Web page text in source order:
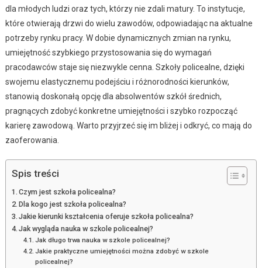
dla młodych ludzi oraz tych, którzy nie zdali matury. To instytucje,
które otwierają drzwi do wielu zawodów, odpowiadając na aktualne
potrzeby rynku pracy. W dobie dynamicznych zmian na rynku,
umiejętność szybkiego przystosowania się do wymagań
pracodawców staje się niezwykle cenna. Szkoły policealne, dzięki
swojemu elastycznemu podejściu i różnorodności kierunków,
stanowią doskonałą opcję dla absolwentów szkół średnich,
pragnących zdobyć konkretne umiejętności i szybko rozpocząć
karierę zawodową. Warto przyjrzeć się im bliżej i odkryć, co mają do
zaoferowania.
Spis treści
Czym jest szkoła policealna?
Dla kogo jest szkoła policealna?
Jakie kierunki kształcenia oferuje szkoła policealna?
Jak wygląda nauka w szkole policealnej?
Jak długo trwa nauka w szkole policealnej?
Jakie praktyczne umiejętności można zdobyć w szkole
policealnej?